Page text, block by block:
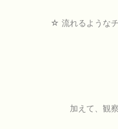
☆ 流れるような
加えて、観